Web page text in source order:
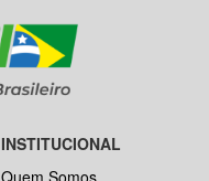
INSTITUCIONAL